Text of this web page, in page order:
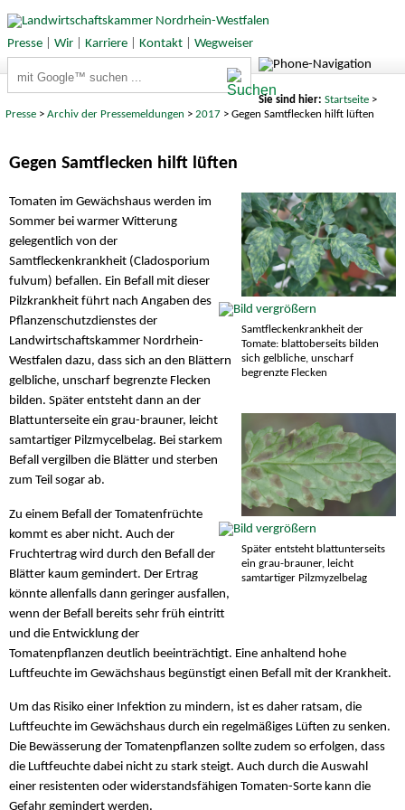
Presse| Wir| Karriere| Kontakt| Wegweiser
Sie sind hier: Startseite>
Presse >Archiv der Pressemeldungen > 2017 > Gegen Samtflecken hilft lüften
Gegen Samtflecken hilft lüften
Samtfleckenkrankheit der
Tomate: blattoberseits bilden
sich gelbliche, unscharf
begrenzte Flecken
Später entsteht blattunterseits
ein grau-brauner, leicht
samtartiger Pilzmyzelbelag
Tomaten im Gewächshaus werden im
Sommer bei warmer Witterung
gelegentlich von der
Samtfleckenkrankheit (Cladosporium
fulvum) befallen. Ein Befall mit dieser
Pilzkrankheit führt nach Angaben des
Pflanzenschutzdienstes der
Landwirtschaftskammer Nordrhein-
Westfalen dazu, dass sich an den Blättern
gelbliche, unscharf begrenzte Flecken
bilden. Später entsteht dann an der
Blattunterseite ein grau-brauner, leicht
samtartiger Pilzmycelbelag. Bei starkem
Befall vergilben die Blätter und sterben
zum Teil sogar ab.
Zu einem Befall der Tomatenfrüchte
kommt es aber nicht. Auch der
Fruchtertrag wird durch den Befall der
Blätter kaum gemindert. Der Ertrag
könnte allenfalls dann geringer ausfallen,
wenn der Befall bereits sehr früh eintritt
und die Entwicklung der
Tomatenpflanzen deutlich beeinträchtigt. Eine anhaltend hohe
Luftfeuchte im Gewächshaus begünstigt einen Befall mit der Krankheit.
Um das Risiko einer Infektion zu mindern, ist es daher ratsam, die
Luftfeuchte im Gewächshaus durch ein regelmäßiges Lüften zu senken.
Die Bewässerung der Tomatenpflanzen sollte zudem so erfolgen, dass
die Luftfeuchte dabei nicht zu stark steigt. Auch durch die Auswahl
einer resistenten oder widerstandsfähigen Tomaten-Sorte kann die
Gefahr gemindert werden.